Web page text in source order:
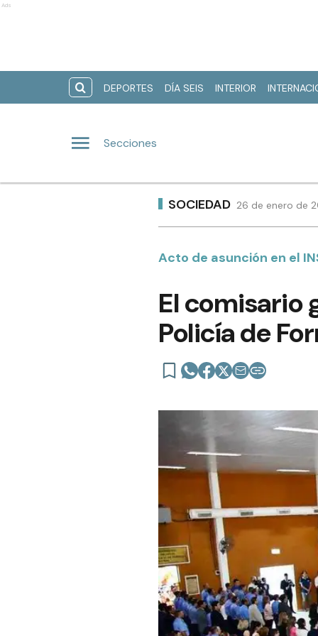
Ads
DEPORTES DÍA SEIS INTERIOR
Secciones
SOCIEDAD 26 de enero de
Acto de asunción en el
El comisario
Policía de